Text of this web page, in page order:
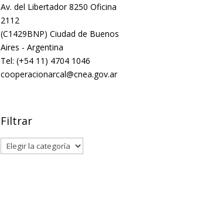
Av. del Libertador 8250 Oficina
2112
(C1429BNP) Ciudad de Buenos
Aires - Argentina
Tel: (+54 11) 4704 1046
cooperacionarcal@cnea.gov.ar
Filtrar
Filtrar